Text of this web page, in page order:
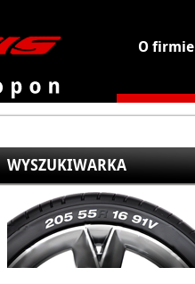
O firmie
WYSZUKIWARKA